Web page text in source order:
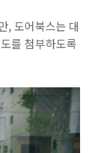
, 도어북스는 대
를 첨부하도록